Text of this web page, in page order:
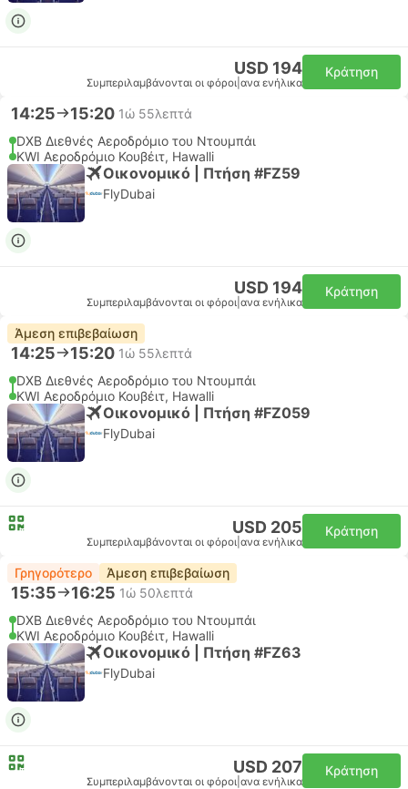
USD 194
Συμπεριλαμβάνονται οι φόροι ανα ενήλικα
Κράτηση
14:25 15:20 1ώ 55λεπτά
DXB Διεθνές Αεροδρόμιο του Ντουμπάι
KWI Αεροδρόμιο Κουβέιτ, Hawalli
Οικονομικό | Πτήση #FZ59
FlyDubai
USD 194
Συμπεριλαμβάνονται οι φόροι ανα ενήλικα
Κράτηση
Άμεση επιβεβαίωση
14:25 15:20 1ώ 55λεπτά
DXB Διεθνές Αεροδρόμιο του Ντουμπάι
KWI Αεροδρόμιο Κουβέιτ, Hawalli
Οικονομικό | Πτήση #FZ059
FlyDubai
USD 205
Συμπεριλαμβάνονται οι φόροι ανα ενήλικα
Κράτηση
Γρηγορότερο Άμεση επιβεβαίωση
15:35 16:25 1ώ 50λεπτά
DXB Διεθνές Αεροδρόμιο του Ντουμπάι
KWI Αεροδρόμιο Κουβέιτ, Hawalli
Οικονομικό | Πτήση #FZ63
FlyDubai
USD 207
Συμπεριλαμβάνονται οι φόροι ανα ενήλικα
Κράτηση